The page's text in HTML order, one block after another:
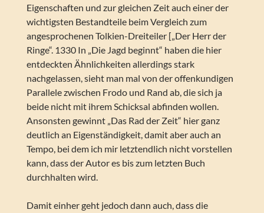
Eigenschaften und zur gleichen Zeit auch einer der
wichtigsten Bestandteile beim Vergleich zum
angesprochenen Tolkien-Dreiteiler [„Der Herr der
Ringe“. 1330 In „Die Jagd beginnt“ haben die hier
entdeckten Ähnlichkeiten allerdings stark
nachgelassen, sieht man mal von der offenkundigen
Parallele zwischen Frodo und Rand ab, die sich ja
beide nicht mit ihrem Schicksal abfinden wollen.
Ansonsten gewinnt „Das Rad der Zeit“ hier ganz
deutlich an Eigenständigkeit, damit aber auch an
Tempo, bei dem ich mir letztendlich nicht vorstellen
kann, dass der Autor es bis zum letzten Buch
durchhalten wird.
Damit einher geht jedoch dann auch, dass die